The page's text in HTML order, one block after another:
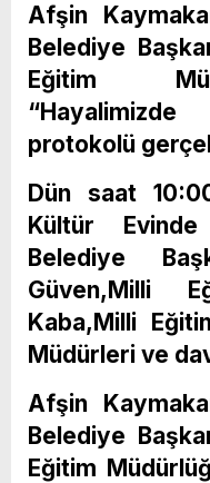
Afşin
Belediye
Eğitim
protokolü
Dün saat
Kültür
Belediye
Güven,Milli
Kaba,Milli
Müdürleri ve
Afşin
Belediye
Eğitim